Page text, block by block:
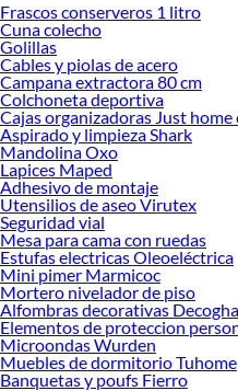
Desde remodelaciones hasta
tus ideas realidad. ¡Visítanos y
Esmeril angular!
Explora la variedad de productos
Herramientas, materiales y accesorios
renovación de espacios. ¡Visítanos y
ofrecerte!
Encuentra una amplia variedad de
Encuentra todo lo necesario para tus
¡Visítanos y haz tus ideas realidad!
Frascos conserveros 1 litro
Cuna colecho
Golillas
Cables y piolas de acero
Campana extractora 80 cm
Colchoneta deportiva
Cajas organizadoras Just
Aspirado y limpieza Shark
Mandolina Oxo
Lapices Maped
Adhesivo de montaje
Utensilios de aseo Virutex
Seguridad vial
Mesa para cama con ruedas
Estufas electricas Oleoeléctrica
Mini pimer Marmicoc
Mortero nivelador de piso
Alfombras decorativas
Elementos de proteccion
Microondas Wurden
Muebles de dormitorio Tuhome
Banquetas y poufs Fierro